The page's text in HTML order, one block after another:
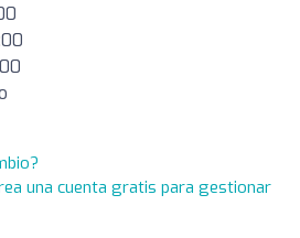
una cuenta gratis para gestionar